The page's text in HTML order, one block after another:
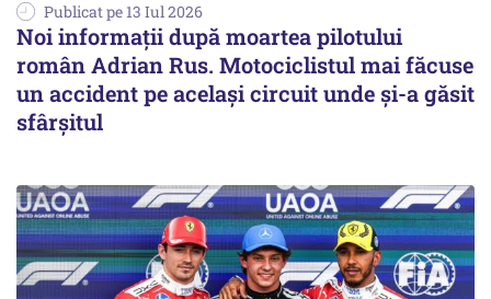
Publicat pe 13 Iul 2026
Noi informații după moartea pilotului
român Adrian Rus. Motociclistul mai făcuse
un accident pe același circuit unde și-a găsit
sfârșitul